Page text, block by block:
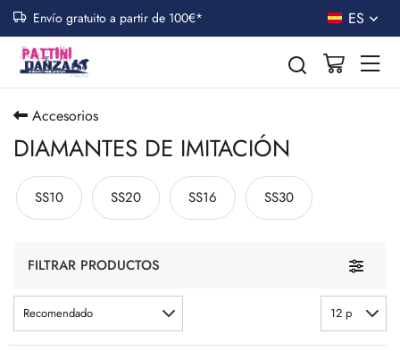
Envío gratuito a partir de 100€* ES
Accesorios
DIAMANTES DE IMITACIÓN
SS10 SS20 SS16 SS30
Toggle
FILTRAR PRODUCTOS
Recomendado 12 p